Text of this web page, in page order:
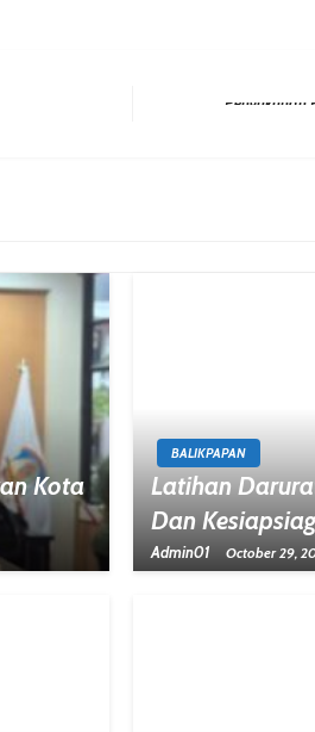
Kota
BALIKPAPAN
Latihan
Dan
Admin01 October 29,